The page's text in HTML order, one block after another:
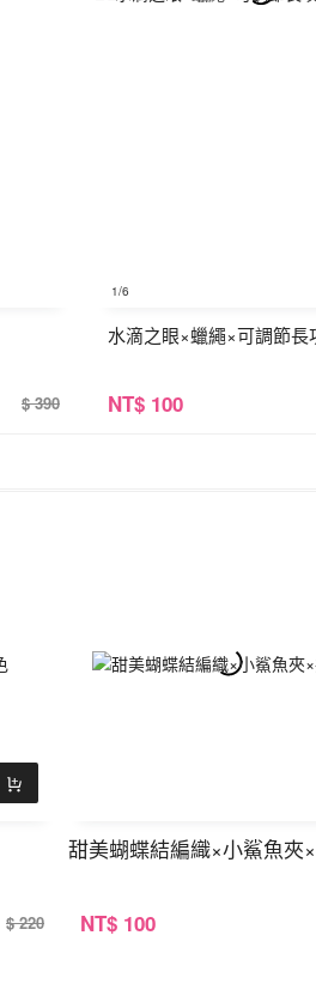
$ 390
1/6
水滴之眼×蠟繩×可調節長
NT$ 100
$ 220
甜美蝴蝶結編織×小鯊魚夾
NT$ 100